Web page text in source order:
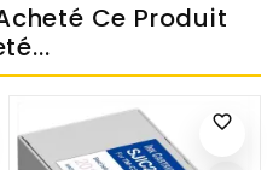
Ce Produit
favorite_border